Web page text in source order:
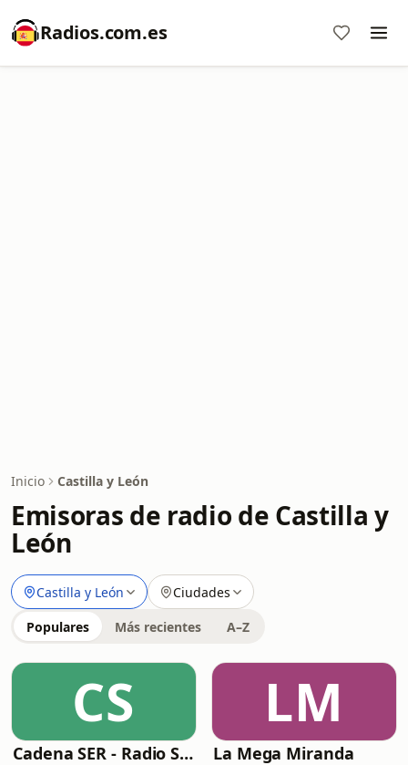
Radios.com.es
Inicio Castilla y León
Emisoras de radio de Castilla y
León
Castilla y León Ciudades
Populares Más recientes A–Z
CS
Cadena SER - Radio Salamanca
LM
La Mega Miranda